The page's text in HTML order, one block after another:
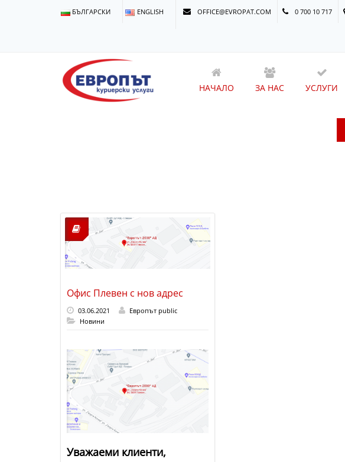
БЪЛГАРСКИ ENGLISH OFFICE@EVROPAT.COM 0 700 10 717
НАЧАЛО ЗА НАС УСЛУГИ
Офис Плевен с нов адрес
03.06.2021
Европът public
Новини
Уважаеми клиенти,